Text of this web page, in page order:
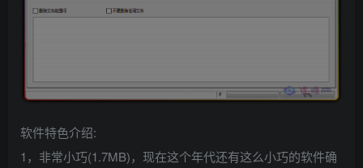
软件特色介绍:
1，非常小巧(1.7MB)，现在这个年代还有这么小巧的软件确